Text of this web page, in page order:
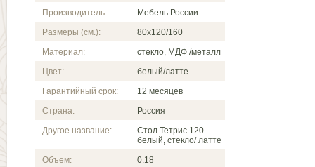
Производитель:
Мебель России
Размеры (см.):
80x120/160
Материал:
стекло, МДФ /металл
Цвет:
белый/латте
Гарантийный срок:
12 месяцев
Страна:
Россия
Другое название:
Стол Тетрис 120
белый, стекло/ латте
Объем:
0.18